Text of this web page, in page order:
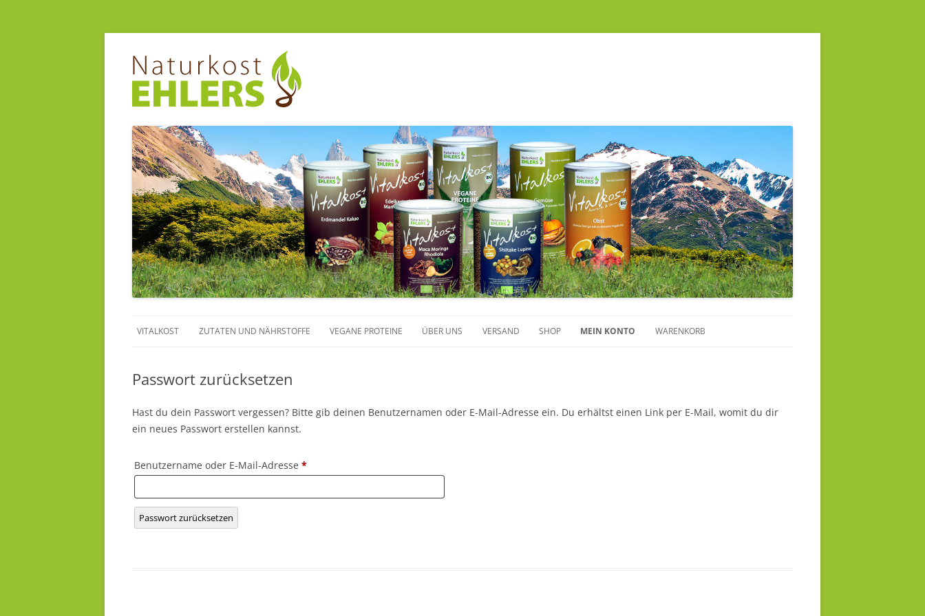
Naturkost Ehlers
Inhalt
VITALKOST ZUTATEN UND NÄHRSTOFFE VEGANE PROTEINE ÜBER UNS VERSAND SHOP MEIN KONTO WARENKORB
Passwort zurücksetzen
Hast du dein Passwort vergessen? Bitte gib deinen Benutzernamen oder E-Mail-Adresse ein. Du erhältst einen Link per E-Mail, womit du dir
ein neues Passwort erstellen kannst.
Benutzername oder E-Mail-Adresse *Erforderlich
Passwort zurücksetzen